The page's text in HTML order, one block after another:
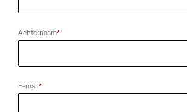
Achternaam*
E-mail*